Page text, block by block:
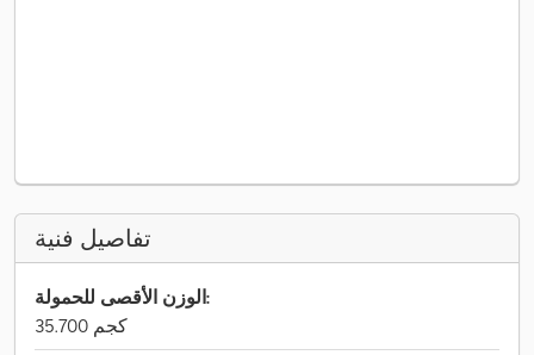
تفاصيل فنية
الوزن الأقصى للحمولة:
35.700 كجم